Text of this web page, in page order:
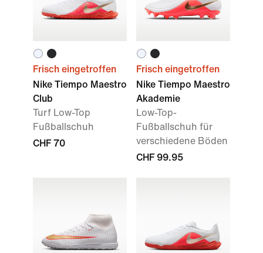
Frisch eingetroffen
Nike Tiempo Maestro
Club
Turf Low-Top
Fußballschuh
CHF 70
Frisch eingetroffen
Nike Tiempo Maestro
Akademie
Low-Top-
Fußballschuh für
verschiedene Böden
CHF 99.95